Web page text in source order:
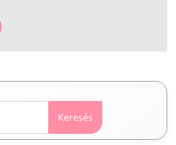
Keresés